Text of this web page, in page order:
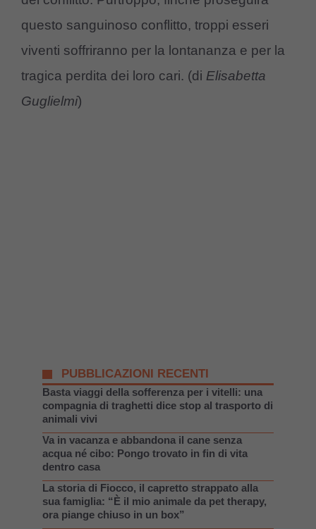
questo sanguinoso conflitto, troppi esseri
viventi soffriranno per la lontananza e per la
tragica perdita dei loro cari. (di Elisabetta
Guglielmi)
PUBBLICAZIONI RECENTI
Basta viaggi della sofferenza per i vitelli: una
compagnia di traghetti dice stop al trasporto di
animali vivi
Va in vacanza e abbandona il cane senza
acqua né cibo: Pongo trovato in fin di vita
dentro casa
La storia di Fiocco, il capretto strappato alla
sua famiglia: “È il mio animale da pet therapy,
ora piange chiuso in un box”